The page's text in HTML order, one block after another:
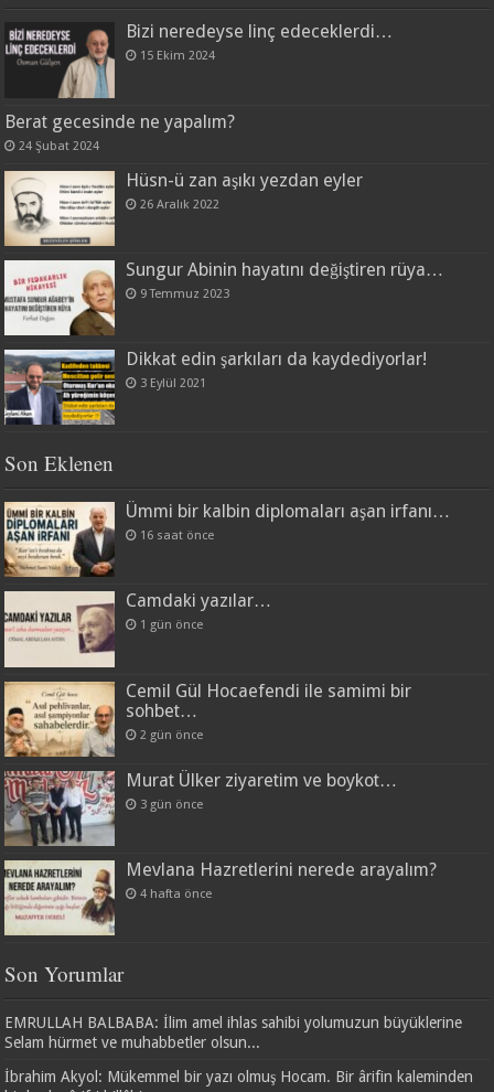
Bizi neredeyse linç edeceklerdi…
15 Ekim 2024
Berat gecesinde ne yapalım?
24 Şubat 2024
Hüsn-ü zan aşıkı yezdan eyler
26 Aralık 2022
Sungur Abinin hayatını değiştiren rüya…
9 Temmuz 2023
Dikkat edin şarkıları da kaydediyorlar!
3 Eylül 2021
Son Eklenen
Ümmi bir kalbin diplomaları aşan irfanı…
16 saat önce
Camdaki yazılar…
1 gün önce
Cemil Gül Hocaefendi ile samimi bir
sohbet…
2 gün önce
Murat Ülker ziyaretim ve boykot…
3 gün önce
Mevlana Hazretlerini nerede arayalım?
4 hafta önce
Son Yorumlar
EMRULLAH BALBABA: İlim amel ihlas sahibi yolumuzun büyüklerine
Selam hürmet ve muhabbetler olsun...
İbrahim Akyol: Mükemmel bir yazı olmuş Hocam. Bir ârifin kaleminden